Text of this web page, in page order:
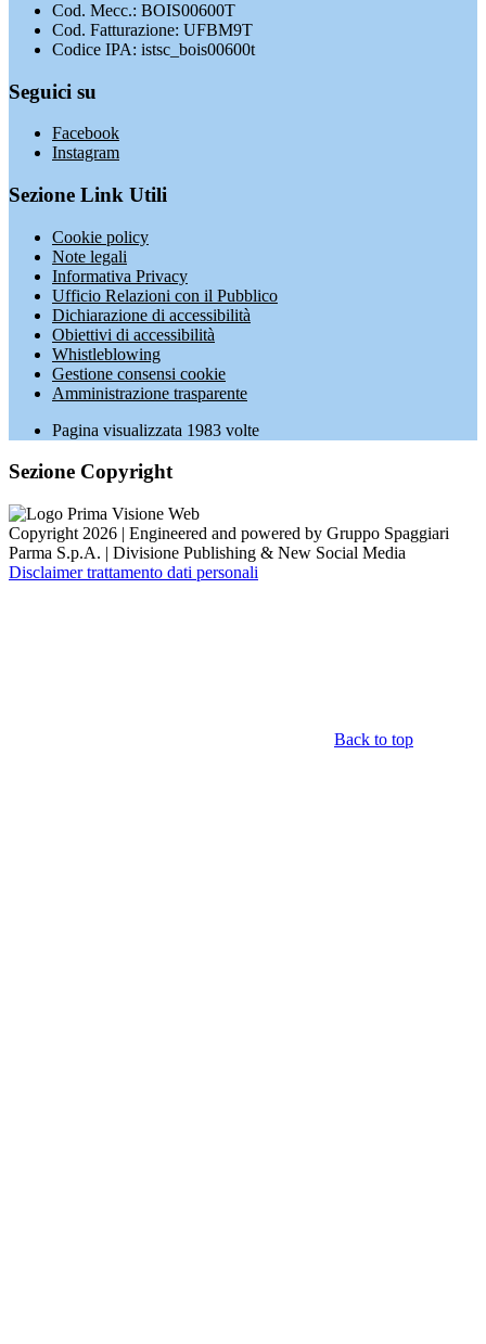
Cod. Mecc.: BOIS00600T
Cod. Fatturazione: UFBM9T
Codice IPA: istsc_bois00600t
Seguici su
Facebook
Instagram
Sezione Link Utili
Cookie policy
Note legali
Informativa Privacy
Ufficio Relazioni con il Pubblico
Dichiarazione di accessibilità
Obiettivi di accessibilità
Whistleblowing
Gestione consensi cookie
Amministrazione trasparente
Pagina visualizzata 1983 volte
Sezione Copyright
Copyright 2026 | Engineered and powered by Gruppo Spaggiari
Parma S.p.A. | Divisione Publishing & New Social Media
Disclaimer trattamento dati personali
Back to top